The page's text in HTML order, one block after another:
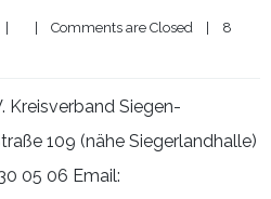
Comments are Closed
8
Kreisverband Siegen-
109 (nähe Siegerlandhalle)
05 06 Email: